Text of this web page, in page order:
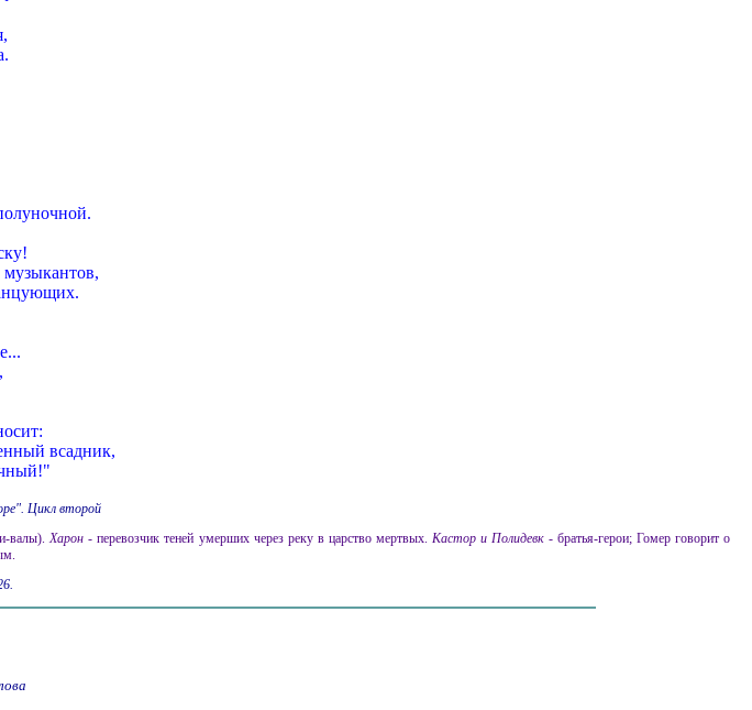
всадник,
Цикл второй
валы).Харон - перевозчик теней умерших через реку в царство мертвых. Кастор и Полидевк- братья-герои; Гомер говорит о